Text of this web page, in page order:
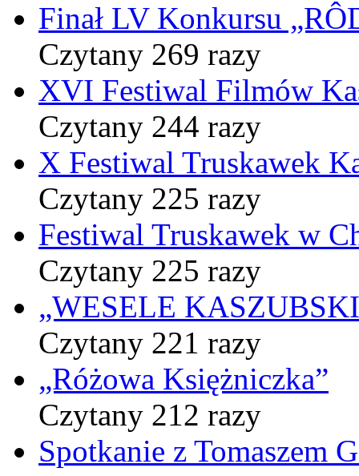
Finał LV Konkursu
Czytany 269 razy
XVI Festiwal Filmów
Czytany 244 razy
X Festiwal Truskawek
Czytany 225 razy
Festiwal Truskawek w
Czytany 225 razy
„WESELE
Czytany 221 razy
„Różowa Księżniczka”
Czytany 212 razy
Spotkanie z Tomaszem